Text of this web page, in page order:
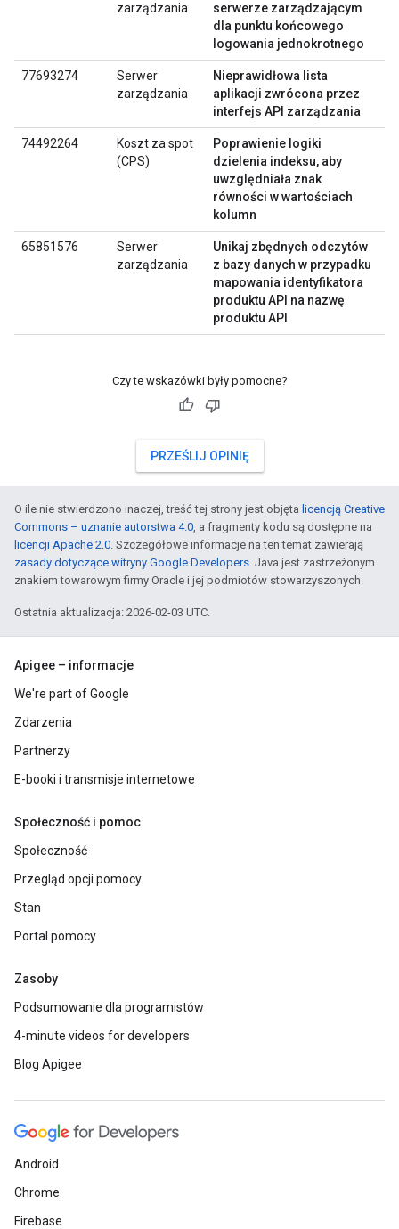
zarządzania
serwerze zarządzającym
dla punktu końcowego
logowania jednokrotnego
77693274
Serwer
zarządzania
Nieprawidłowa lista
aplikacji zwrócona przez
interfejs API zarządzania
74492264
Koszt za spot
(CPS)
Poprawienie logiki
dzielenia indeksu, aby
uwzględniała znak
równości w wartościach
kolumn
65851576
Serwer
zarządzania
Unikaj zbędnych odczytów
z bazy danych w przypadku
mapowania identyfikatora
produktu API na nazwę
produktu API
Czy te wskazówki były pomocne?
PRZEŚLIJ OPINIĘ
O ile nie stwierdzono inaczej, treść tej strony jest objęta licencją Creative
Commons – uznanie autorstwa 4.0, a fragmenty kodu są dostępne na
licencji Apache 2.0. Szczegółowe informacje na ten temat zawierają
zasady dotyczące witryny Google Developers. Java jest zastrzeżonym
znakiem towarowym firmy Oracle i jej podmiotów stowarzyszonych.
Ostatnia aktualizacja: 2026-02-03 UTC.
Apigee – informacje
We're part of Google
Zdarzenia
Partnerzy
E-booki i transmisje internetowe
Społeczność i pomoc
Społeczność
Przegląd opcji pomocy
Stan
Portal pomocy
Zasoby
Podsumowanie dla programistów
4-minute videos for developers
Blog Apigee
Android
Chrome
Firebase